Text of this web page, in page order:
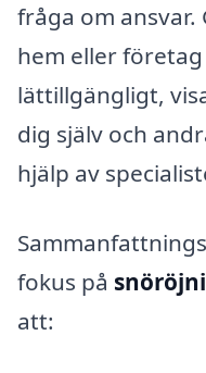
fråga om
hem eller
lättillgängligt,
dig själv och
hjälp av
fokus på
att: